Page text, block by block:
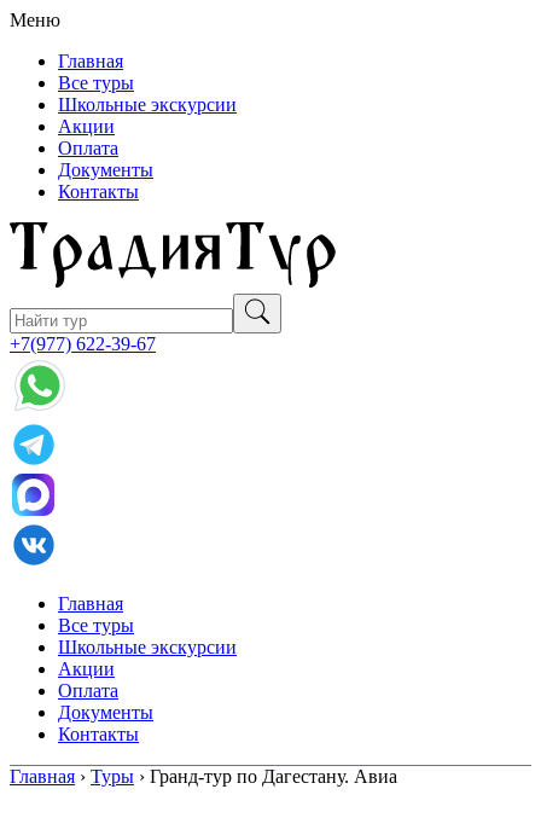
Меню
Главная
Все туры
Школьные экскурсии
Акции
Оплата
Документы
Контакты
+7(977) 622-39-67
Главная
Все туры
Школьные экскурсии
Акции
Оплата
Документы
Контакты
Главная › Туры › Гранд-тур по Дагестану. Авиа